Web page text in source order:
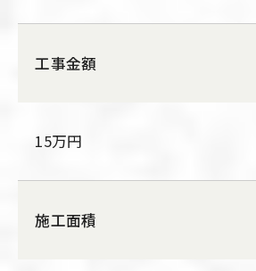
工事金額
15万円
施工面積